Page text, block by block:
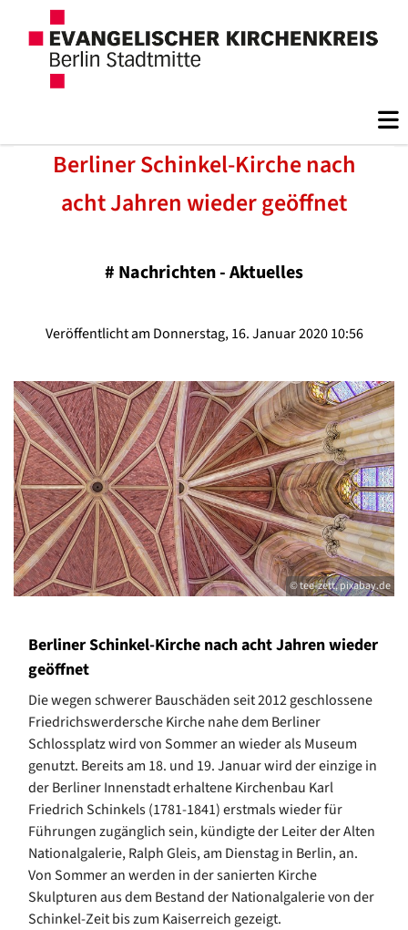
Berliner Schinkel-Kirche nach
acht Jahren wieder geöffnet
# Nachrichten - Aktuelles
Veröffentlicht am Donnerstag, 16. Januar 2020 10:56
© tee-zett, pixabay.de
Berliner Schinkel-Kirche nach acht Jahren wieder
geöffnet
Die wegen schwerer Bauschäden seit 2012 geschlossene
Friedrichswerdersche Kirche nahe dem Berliner
Schlossplatz wird von Sommer an wieder als Museum
genutzt. Bereits am 18. und 19. Januar wird der einzige in
der Berliner Innenstadt erhaltene Kirchenbau Karl
Friedrich Schinkels (1781-1841) erstmals wieder für
Führungen zugänglich sein, kündigte der Leiter der Alten
Nationalgalerie, Ralph Gleis, am Dienstag in Berlin, an.
Von Sommer an werden in der sanierten Kirche
Skulpturen aus dem Bestand der Nationalgalerie von der
Schinkel-Zeit bis zum Kaiserreich gezeigt.